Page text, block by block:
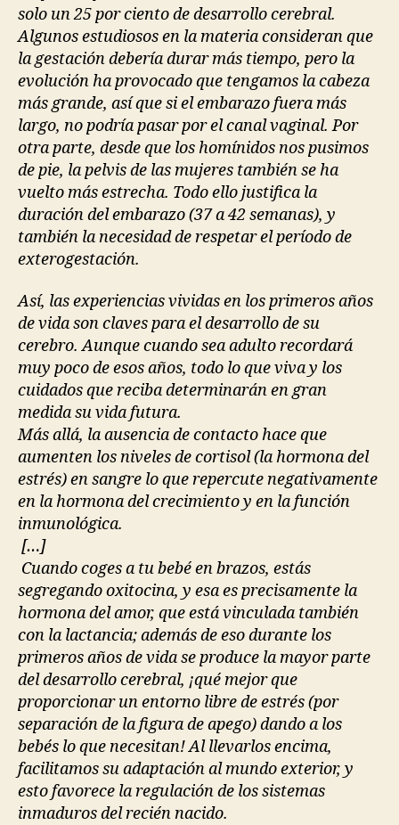
solo un 25 por ciento de desarrollo cerebral.
Algunos estudiosos en la materia consideran que
la gestación debería durar más tiempo, pero la
evolución ha provocado que tengamos la cabeza
más grande, así que si el embarazo fuera más
largo, no podría pasar por el canal vaginal. Por
otra parte, desde que los homínidos nos pusimos
de pie, la pelvis de las mujeres también se ha
vuelto más estrecha. Todo ello justifica la
duración del embarazo (37 a 42 semanas), y
también la necesidad de respetar el período de
exterogestación.
Así, las experiencias vividas en los primeros años
de vida son claves para el desarrollo de su
cerebro. Aunque cuando sea adulto recordará
muy poco de esos años, todo lo que viva y los
cuidados que reciba determinarán en gran
medida su vida futura.
Más allá, la ausencia de contacto hace que
aumenten los niveles de cortisol (la hormona del
estrés) en sangre lo que repercute negativamente
en la hormona del crecimiento y en la función
inmunológica.
[…]
Cuando coges a tu bebé en brazos, estás
segregando oxitocina, y esa es precisamente la
hormona del amor, que está vinculada también
con la lactancia; además de eso durante los
primeros años de vida se produce la mayor parte
del desarrollo cerebral, ¡qué mejor que
proporcionar un entorno libre de estrés (por
separación de la figura de apego) dando a los
bebés lo que necesitan! Al llevarlos encima,
facilitamos su adaptación al mundo exterior, y
esto favorece la regulación de los sistemas
inmaduros del recién nacido.